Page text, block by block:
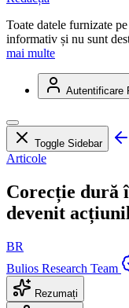
Toate datele furnizate
informativ și nu sunt
mai multe
Autentificare
Toggle Sidebar
Articole
Corecție dură
devenit
BR
Bulios Research Team
Rezumați